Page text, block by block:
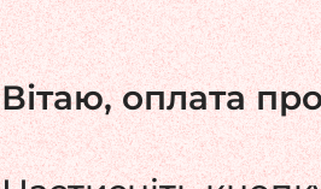
Вітаю, оплата